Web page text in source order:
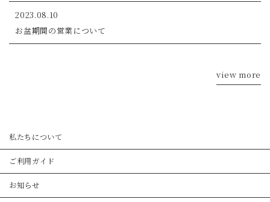
2023.08.10
お盆期間の営業について
view more
私たちについて
ご利用ガイド
お知らせ